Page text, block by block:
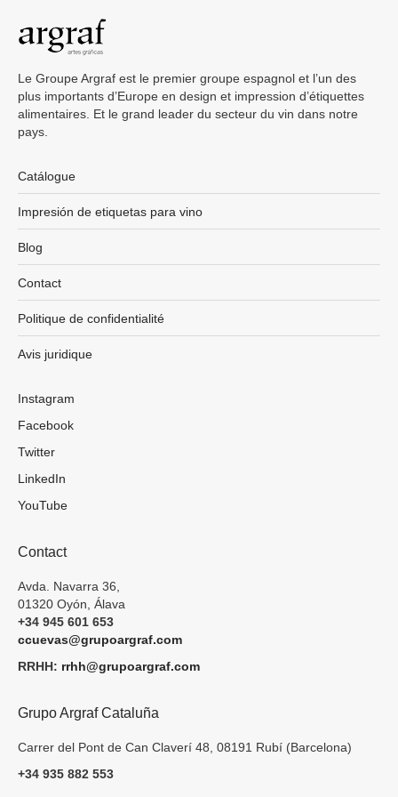
Le Groupe Argraf est le premier groupe espagnol et l’un des
plus importants d’Europe en design et impression d’étiquettes
alimentaires. Et le grand leader du secteur du vin dans notre
pays.
Catálogue
Impresión de etiquetas para vino
Blog
Contact
Politique de confidentialité
Avis juridique
Instagram
Facebook
Twitter
LinkedIn
YouTube
Contact
Avda. Navarra 36,
01320 Oyón, Álava
+34 945 601 653
ccuevas@grupoargraf.com
RRHH: rrhh@grupoargraf.com
Grupo Argraf Cataluña
Carrer del Pont de Can Claverí 48, 08191 Rubí (Barcelona)
+34 935 882 553